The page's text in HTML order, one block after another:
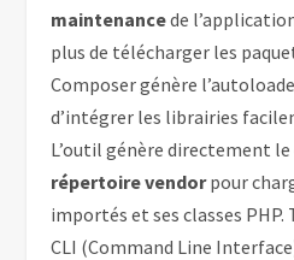
maintenancede
plus de télécharger les
Composer génère
d’intégrer les librairies
L’outil génère directement le
répertoire vendorpour
importés et ses classes PHP.
CLI (Command Line